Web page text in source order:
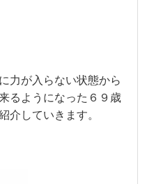
力が入らない状態から
るようになった６９歳
介していきます。